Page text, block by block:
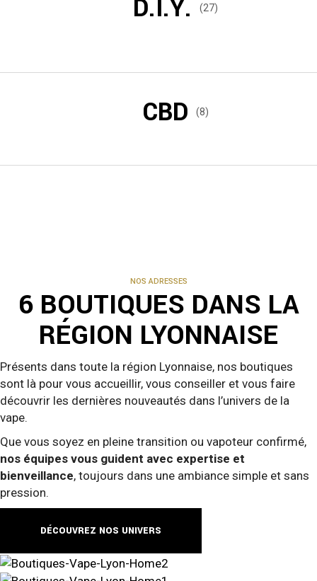
D.I.Y. (27)
CBD (8)
NOS ADRESSES
6 BOUTIQUES DANS LA
RÉGION LYONNAISE
Présents dans toute la région Lyonnaise, nos boutiques
sont là pour vous accueillir, vous conseiller et vous faire
découvrir les dernières nouveautés dans l’univers de la
vape.
Que vous soyez en pleine transition ou vapoteur confirmé,
nos équipes vous guident avec expertise et
bienveillance, toujours dans une ambiance simple et sans
pression.
DÉCOUVREZ NOS UNIVERS